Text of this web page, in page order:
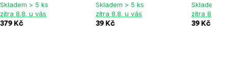
Skladem > 5 ks
zítra 8.8. u vás
379 Kč
Skladem > 5 ks
zítra 8.8. u vás
39 Kč
Skladem >
zítra 8.8. u
39 Kč